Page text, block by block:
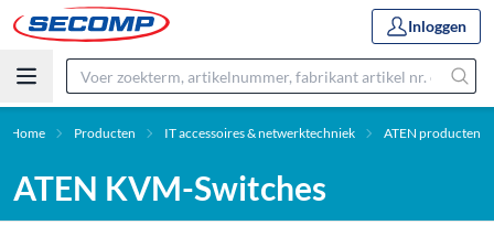
Inloggen
Home Producten IT accessoires & netwerktechniek ATEN producten
ATEN KVM-Switches